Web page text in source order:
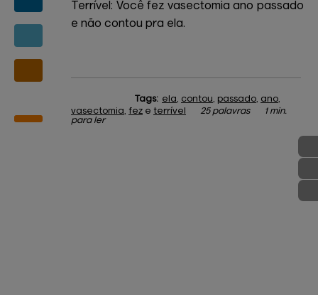
Terrível: Você fez vasectomia ano passado
e não contou pra ela.
Tags: ela, contou, passado, ano,
vasectomia, fez e terrível 25 palavras
1 min.
para ler